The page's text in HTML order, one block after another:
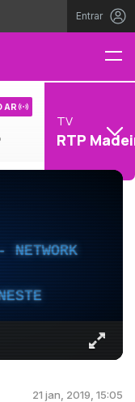
Entrar
AR
TV
RTP
21 jan, 2019, 15:05